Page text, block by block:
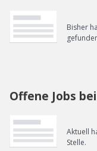
Bisher
Offene Jobs
Aktuell
Stelle.